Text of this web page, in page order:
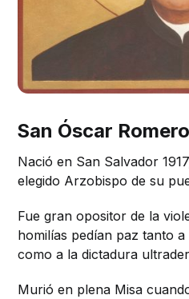
San Óscar
Nació en San Salvador
elegido Arzobispo de su
Fue gran opositor de la
homilías pedían paz tanto
como a la dictadura
Murió en plena Misa